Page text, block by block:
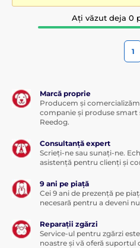
Ați văzut deja 0
1
Marcă proprie
Producem și
companie și produse
Reedog.
Consultanță expert
Scrieți-ne sau sunați-ne.
asistență pentru clienți și
9 ani pe piață
Cei 9 ani de prezență pe
necesară pentru a deveni
Reparații zgărzi
Service-ul pentru zgărzi
noastre și vă oferă suportul